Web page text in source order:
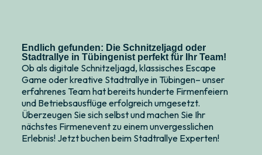
Endlich gefunden: Die Schnitzeljagd oder
Stadtrallye in Tübingenist perfekt für Ihr Team!
Ob als digitale Schnitzeljagd, klassisches Escape
Game oder kreative Stadtrallye in Tübingen– unser
erfahrenes Team hat bereits hunderte Firmenfeiern
und Betriebsausflüge erfolgreich umgesetzt.
Überzeugen Sie sich selbst und machen Sie Ihr
nächstes Firmenevent zu einem unvergesslichen
Erlebnis! Jetzt buchen beim Stadtrallye Experten!